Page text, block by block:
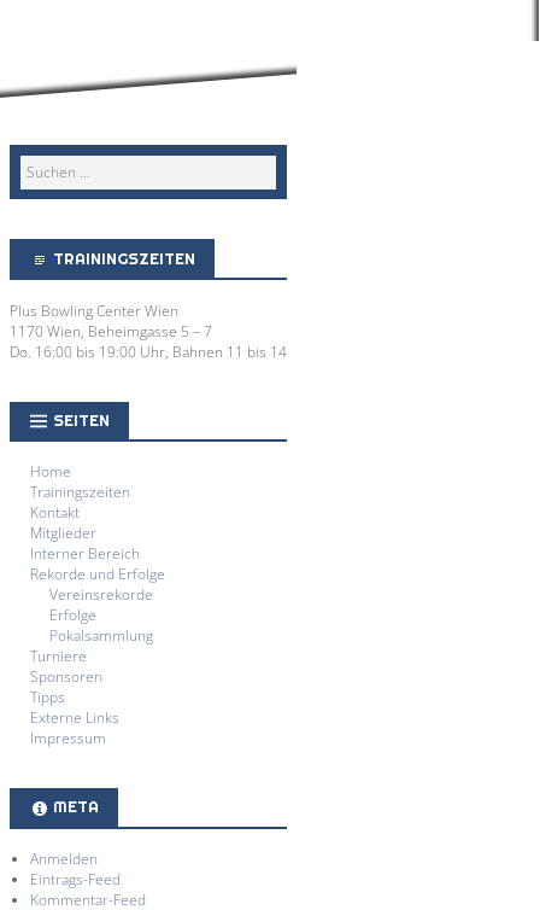
TRAININGSZEITEN
Plus Bowling Center Wien
1170 Wien, Beheimgasse 5 – 7
Do. 16:00 bis 19:00 Uhr, Bahnen 11 bis 14
SEITEN
Home
Trainingszeiten
Kontakt
Mitglieder
Interner Bereich
Rekorde und Erfolge
Vereinsrekorde
Erfolge
Pokalsammlung
Turniere
Sponsoren
Tipps
Externe Links
Impressum
META
Anmelden
Eintrags-Feed
Kommentar-Feed